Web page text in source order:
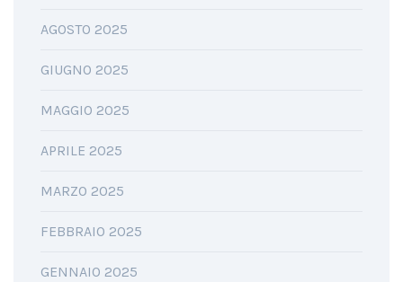
AGOSTO 2025
GIUGNO 2025
MAGGIO 2025
APRILE 2025
MARZO 2025
FEBBRAIO 2025
GENNAIO 2025